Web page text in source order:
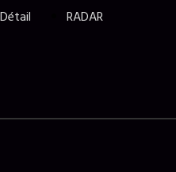
RADAR